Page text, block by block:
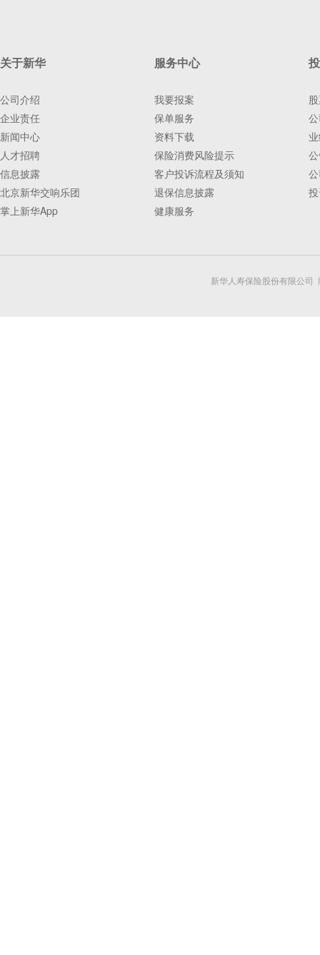
关于新华
公司介绍
企业责任
新闻中心
人才招聘
信息披露
北京新华交响乐团
掌上新华App
服务中心
我要报案
保单服务
资料下载
保险消费风险提示
客户投诉流程及须知
退保信息披露
健康服务
新华人寿保险股份有限公